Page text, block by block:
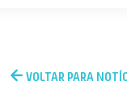
VOLTAR PARA